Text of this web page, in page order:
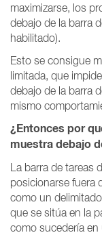
maximizarse, los
debajo de la barra
habilitado).
Esto se consigue
limitada, que
debajo de la barra
mismo
¿Entonces por
muestra debajo
La barra de tareas
posicionarse fuera
como un
que se sitúa en la
como sucedería